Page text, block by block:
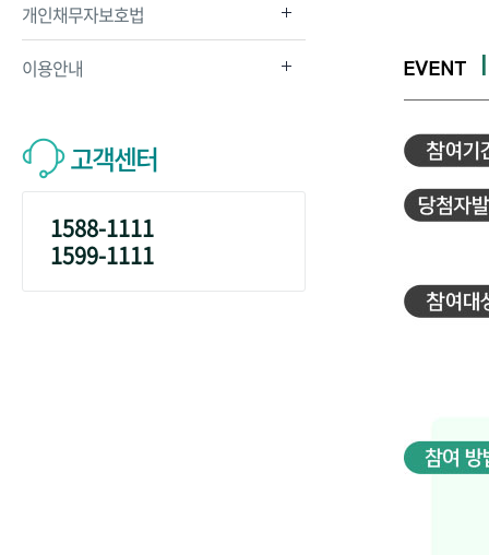
개인채무자보호법
이용안내
고객센터
1588-1111
1599-1111